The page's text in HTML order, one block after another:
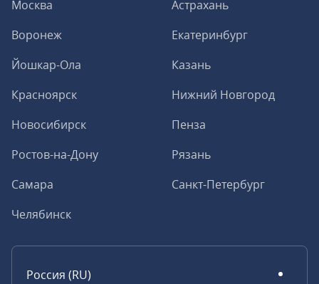
Москва
Астрахань
Воронеж
Екатеринбург
Йошкар-Ола
Казань
Красноярск
Нижний Новгород
Новосибирск
Пенза
Ростов-на-Дону
Рязань
Самара
Санкт-Петербург
Челябинск
Россия (RU)